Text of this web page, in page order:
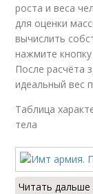
роста и веса
для оценки
вычислить
нажмите
После расчёта
идеальный вес
Таблица
тела
Читать